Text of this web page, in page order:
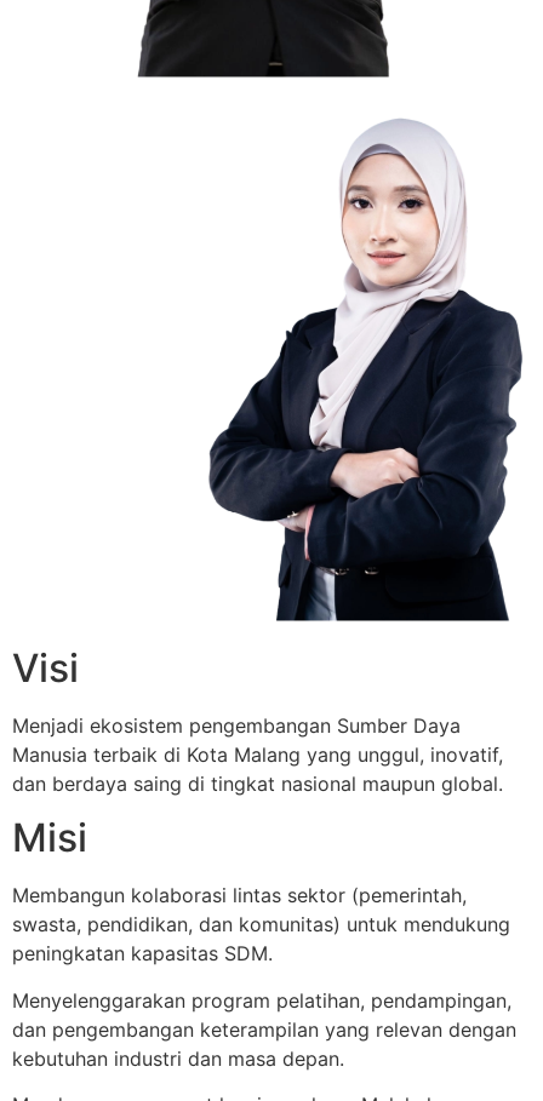
Visi
Menjadi ekosistem pengembangan Sumber Daya
Manusia terbaik di Kota Malang yang unggul, inovatif,
dan berdaya saing di tingkat nasional maupun global.
Misi
Membangun kolaborasi lintas sektor (pemerintah,
swasta, pendidikan, dan komunitas) untuk mendukung
peningkatan kapasitas SDM.
Menyelenggarakan program pelatihan, pendampingan,
dan pengembangan keterampilan yang relevan dengan
kebutuhan industri dan masa depan.